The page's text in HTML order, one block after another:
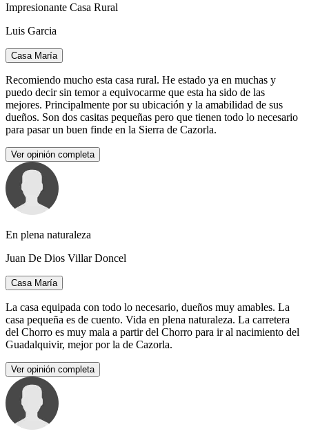
Impresionante Casa Rural
Luis Garcia
Casa María
Recomiendo mucho esta casa rural. He estado ya en muchas y
puedo decir sin temor a equivocarme que esta ha sido de las
mejores. Principalmente por su ubicación y la amabilidad de sus
dueños. Son dos casitas pequeñas pero que tienen todo lo necesario
para pasar un buen finde en la Sierra de Cazorla.
Ver opinión completa
En plena naturaleza
Juan De Dios Villar Doncel
Casa María
La casa equipada con todo lo necesario, dueños muy amables. La
casa pequeña es de cuento. Vida en plena naturaleza. La carretera
del Chorro es muy mala a partir del Chorro para ir al nacimiento del
Guadalquivir, mejor por la de Cazorla.
Ver opinión completa